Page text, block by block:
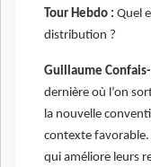
Tour Hebdo : Quel
distribution ?
Guillaume
dernière où l’on
la nouvelle
contexte favorable.
qui améliore leurs